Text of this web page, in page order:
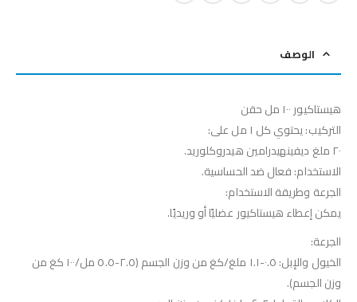
الوصف
هيستاكيور ١٠٠ مل حقن
التركيب: يحتوي كل ١ مل على:
٢٠ ملغ ديفينهيدرامين هيدروكلوريد.
الاستخدام: فعال ضد الحساسية.
الجرعة وطريقة الاستخدام:
يمكن إعطاء هيستاكيور عضليًا أو وريديًا.
الجرعة:
الخيول والإبل: ٠.٥-١.١ ملغ/كغ من وزن الجسم (٢.٥-٥.٥ مل/١٠٠ كغ من
وزن الجسم).